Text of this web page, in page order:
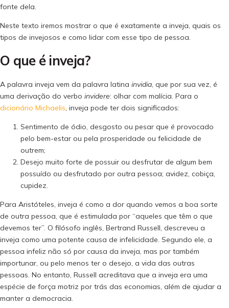
fonte dela.
Neste texto iremos mostrar o que é exatamente a inveja, quais os
tipos de invejosos e como lidar com esse tipo de pessoa.
O que é inveja?
A palavra inveja vem da palavra latina invidia, que por sua vez, é
uma derivação do verbo invidere: olhar com malícia. Para o
dicionário Michaelis, inveja pode ter dois significados:
Sentimento de ódio, desgosto ou pesar que é provocado
pelo bem-estar ou pela prosperidade ou felicidade de
outrem;
Desejo muito forte de possuir ou desfrutar de algum bem
possuído ou desfrutado por outra pessoa; avidez, cobiça,
cupidez.
Para Aristóteles, inveja é como a dor quando vemos a boa sorte
de outra pessoa, que é estimulada por “aqueles que têm o que
devemos ter”. O filósofo inglês, Bertrand Russell, descreveu a
inveja como uma potente causa de infelicidade. Segundo ele, a
pessoa infeliz não só por causa da inveja, mas por também
importunar, ou pelo menos ter o desejo, a vida das outras
pessoas. No entanto, Russell acreditava que a inveja era uma
espécie de força motriz por trás das economias, além de ajudar a
manter a democracia.